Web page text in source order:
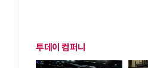
투데이 컴퍼니